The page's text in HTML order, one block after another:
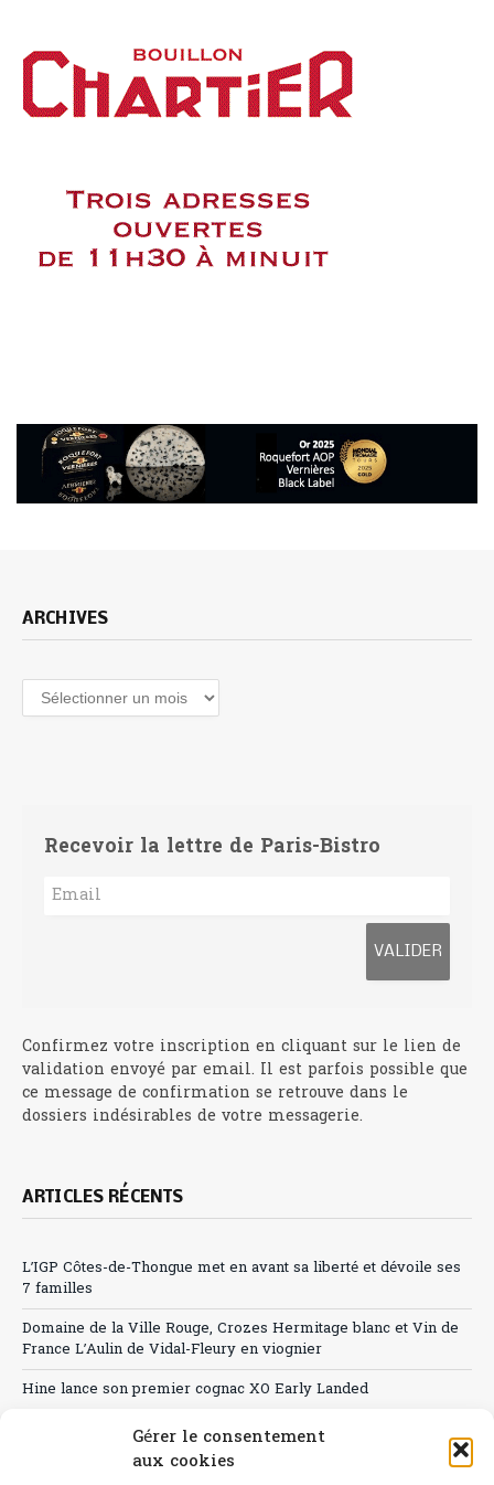
Gérer le consentement
aux cookies
ARCHIVES
Archives
Recevoir la lettre de Paris-Bistro
Confirmez votre inscription en cliquant sur le lien de
validation envoyé par email. Il est parfois possible que
ce message de confirmation se retrouve dans le
dossiers indésirables de votre messagerie.
ARTICLES RÉCENTS
L’IGP Côtes-de-Thongue met en avant sa liberté et dévoile ses
7 familles
Domaine de la Ville Rouge, Crozes Hermitage blanc et Vin de
France L’Aulin de Vidal-Fleury en viognier
Hine lance son premier cognac XO Early Landed
Canicule : A quand le CHR à « l’heure espagnole » ?